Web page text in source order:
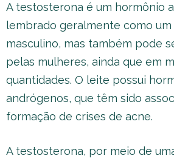
A testosterona é um hormônio
lembrado geralmente como
masculino, mas também pode
pelas mulheres, ainda que em
quantidades. O leite possui
andrógenos, que têm sido
formação de crises de acne.
A testosterona, por meio de